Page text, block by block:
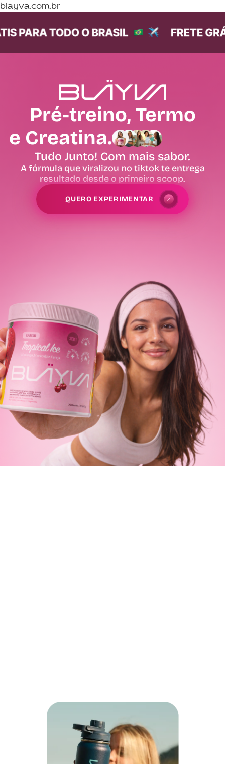
blayva.com.br
Pré-treino, Termo
e Creatina.
Tudo Junto! Com mais sabor.
A fórmula que viralizou no tiktok te entrega
resultado desde o primeiro scoop.
QUERO EXPERIMENTAR